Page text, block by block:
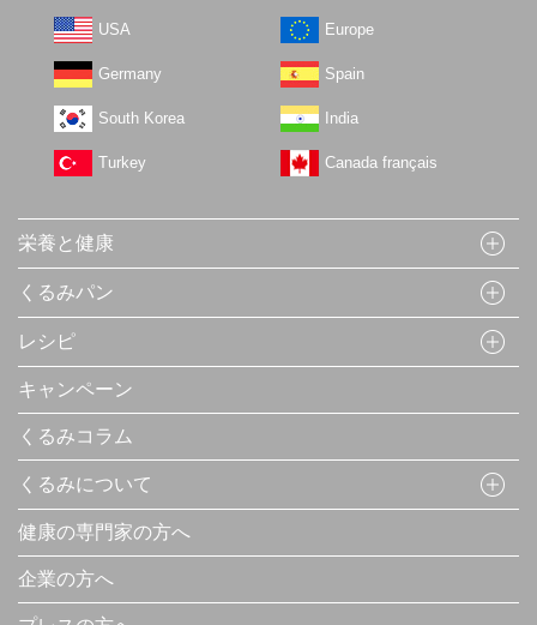
USA Europe
Germany Spain
South Korea India
Turkey Canada français
栄養と健康
くるみパン
レシピ
キャンペーン
くるみコラム
くるみについて
健康の専門家の方へ
企業の方へ